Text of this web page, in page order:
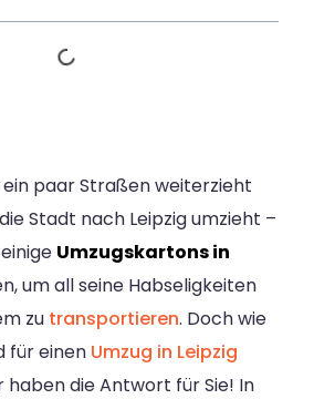
ein paar Straßen weiterzieht
Stadt nach Leipzig umzieht –
Umzugskartons in
um all seine Habseligkeiten
zu transportieren. Doch wie
für einen Umzug in Leipzig
haben die Antwort für Sie! In